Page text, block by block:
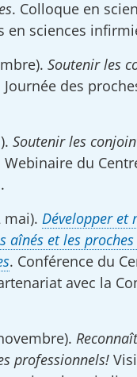
. Colloque en
sciences
Soutenir les
Journée des
Soutenir les
Webinaire du
mai). Développer et
et les
. Conférence du
avec la
professionnels!